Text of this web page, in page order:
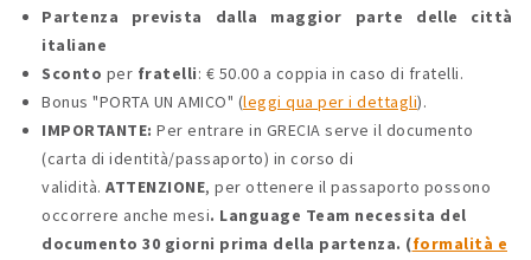
Partenza prevista dalla maggior parte delle città
italiane
Sconto per fratelli: € 50.00 a coppia in caso di fratelli.
Bonus "PORTA UN AMICO" (leggi qua per i dettagli).
IMPORTANTE: Per entrare in GRECIA serve il documento
(carta di identità/passaporto) in corso di
validità. ATTENZIONE, per ottenere il passaporto possono
occorrere anche mesi. Language Team necessita del
documento 30 giorni prima della partenza. (formalità e